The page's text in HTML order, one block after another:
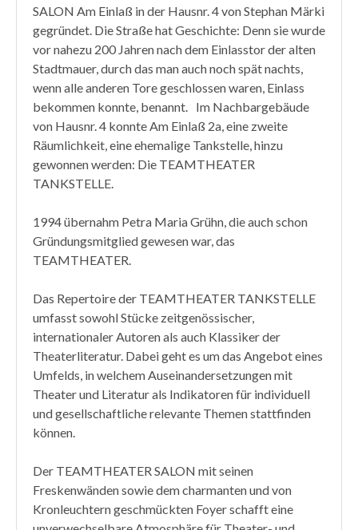
SALON Am Einlaß in der Hausnr. 4 von Stephan Märki
gegründet. Die Straße hat Geschichte: Denn sie wurde
vor nahezu 200 Jahren nach dem Einlasstor der alten
Stadtmauer, durch das man auch noch spät nachts,
wenn alle anderen Tore geschlossen waren, Einlass
bekommen konnte, benannt. Im Nachbargebäude
von Hausnr. 4 konnte Am Einlaß 2a, eine zweite
Räumlichkeit, eine ehemalige Tankstelle, hinzu
gewonnen werden: Die TEAMTHEATER
TANKSTELLE.
1994 übernahm Petra Maria Grühn, die auch schon
Gründungsmitglied gewesen war, das
TEAMTHEATER.
Das Repertoire der TEAMTHEATER TANKSTELLE
umfasst sowohl Stücke zeitgenössischer,
internationaler Autoren als auch Klassiker der
Theaterliteratur. Dabei geht es um das Angebot eines
Umfelds, in welchem Auseinandersetzungen mit
Theater und Literatur als Indikatoren für individuell
und gesellschaftliche relevante Themen stattfinden
können.
Der TEAMTHEATER SALON mit seinen
Freskenwänden sowie dem charmanten und von
Kronleuchtern geschmückten Foyer schafft eine